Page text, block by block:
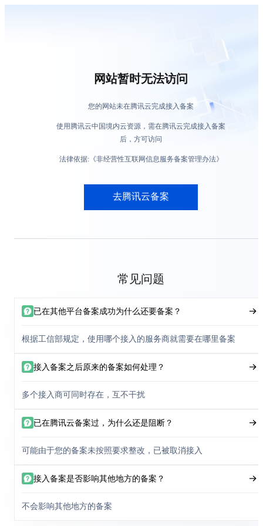
网站暂时无法访问
您的网站未在腾讯云完成接入备案
使用腾讯云中国境内云资源，需在腾讯云完成接入备案
后，方可访问
法律依据:《非经营性互联网信息服务备案管理办法》
去腾讯云备案
常见问题
已在其他平台备案成功为什么还要备案？
根据工信部规定，使用哪个接入的服务商就需要在哪里备案
接入备案之后原来的备案如何处理？
多个接入商可同时存在，互不干扰
已在腾讯云备案过，为什么还是阻断？
可能由于您的备案未按照要求整改，已被取消接入
接入备案是否影响其他地方的备案？
不会影响其他地方的备案